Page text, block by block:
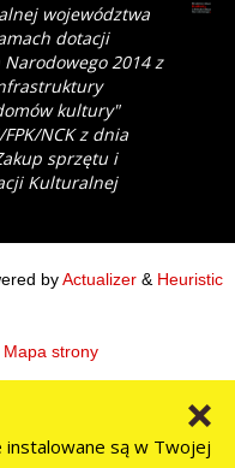
województwa
dotacji
2014 z
kultury"
NCK z dnia
sprzętu i
Kulturalnej
byActualizer & Heuristic
Mapa strony
są w Twojej